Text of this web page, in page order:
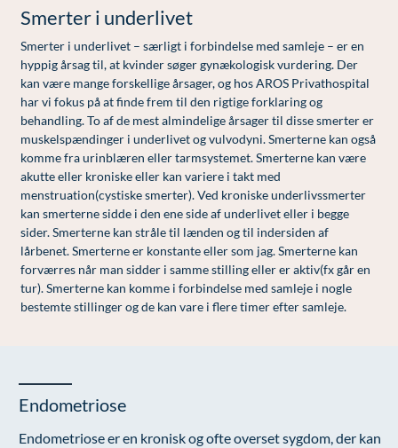
Ar og strækmærker
Uønsket hårvækst
Hårtab
Aldersprægede håndrygge
Kropsforyngelse og opstramning
Intim konturering/foryngelse
Mandlig genitalområde - forskønnelse
Kosmetisk Plastikkirurgi
Kæbekirurgi
Plasmaprodukter i æstetisk, kosmetisk og anti-
aging medicin
Prisliste
Skriv dig op
Udskrivelse
Kontakt os & Find vej
Kvalitet og patienttilfredshed
Nyttige links
Parkering og opladning på AROS Privathospital
Persondatapolitik på AROS
Rygepolitik
Samarbejde mellem specialer
Sengestuer
Standardbetingelser for privatbetalte
operationer
Vores mål
Smerter i underlivet
Smerter i underlivet – særligt i forbindelse med samleje – er en
hyppig årsag til, at kvinder søger gynækologisk vurdering. Der
kan være mange forskellige årsager, og hos AROS Privathospital
har vi fokus på at finde frem til den rigtige forklaring og
behandling. To af de mest almindelige årsager til disse smerter er
muskelspændinger i underlivet og vulvodyni. Smerterne kan også
komme fra urinblæren eller tarmsystemet. Smerterne kan være
akutte eller kroniske eller kan variere i takt med
menstruation(cystiske smerter). Ved kroniske underlivssmerter
kan smerterne sidde i den ene side af underlivet eller i begge
sider. Smerterne kan stråle til lænden og til indersiden af
lårbenet. Smerterne er konstante eller som jag. Smerterne kan
forværres når man sidder i samme stilling eller er aktiv(fx går en
tur). Smerterne kan komme i forbindelse med samleje i nogle
bestemte stillinger og de kan vare i flere timer efter samleje.
Endometriose
Endometriose er en kronisk og ofte overset sygdom, der kan